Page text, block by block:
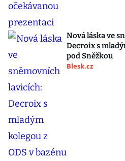
Nová láska ve
Decroix s
pod Sněžkou
Blesk.cz